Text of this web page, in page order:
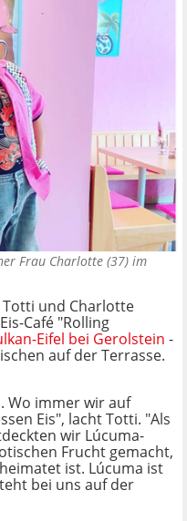
Frau Charlotte (37) im
und Charlotte
Café "Rolling
Eifel bei Gerolstein -
auf der Terrasse.
Wo immer wir auf
Eis", lacht Totti. "Als
wir Lúcuma-
Frucht gemacht,
ist. Lúcuma ist
bei uns auf der